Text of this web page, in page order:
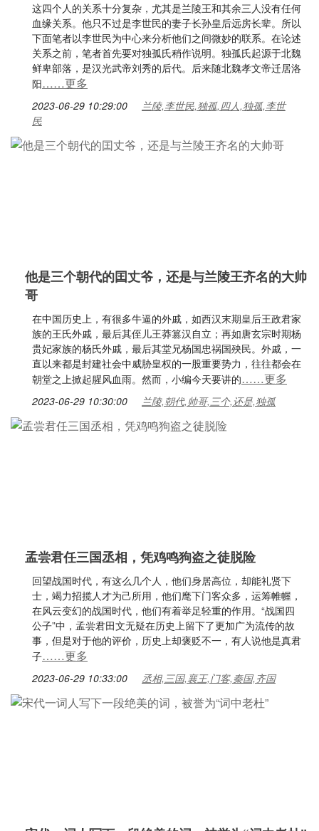
这四个人的关系十分复杂，尤其是兰陵王和其余三人没有任何
血缘关系。他只不过是李世民的妻子长孙皇后远房长辈。所以
下面笔者以李世民为中心来分析他们之间微妙的联系。在论述
关系之前，笔者首先要对独孤氏稍作说明。独孤氏起源于北魏
鲜卑部落，是汉光武帝刘秀的后代。后来随北魏孝文帝迁居洛
阳……更多
2023-06-29 10:29:00
兰陵,李世民,独孤,四人,独孤,李世
民
他是三个朝代的囯丈爷，还是与兰陵王齐名的大帅
哥
在中国历史上，有很多牛逼的外戚，如西汉末期皇后王政君家
族的王氏外戚，最后其侄儿王莽篡汉自立；再如唐玄宗时期杨
贵妃家族的杨氏外戚，最后其堂兄杨国忠祸国殃民。外戚，一
直以来都是封建社会中威胁皇权的一股重要势力，往往都会在
朝堂之上掀起腥风血雨。然而，小编今天要讲的……更多
2023-06-29 10:30:00 兰陵,朝代,帅哥,三个,还是,独孤
孟尝君任三国丞相，凭鸡鸣狗盗之徒脱险
回望战国时代，有这么几个人，他们身居高位，却能礼贤下
士，竭力招揽人才为己所用，他们麾下门客众多，运筹帷幄，
在风云变幻的战国时代，他们有着举足轻重的作用。“战国四
公子”中，孟尝君田文无疑在历史上留下了更加广为流传的故
事，但是对于他的评价，历史上却褒贬不一，有人说他是真君
子……更多
2023-06-29 10:33:00 丞相,三国,襄王,门客,秦国,齐国